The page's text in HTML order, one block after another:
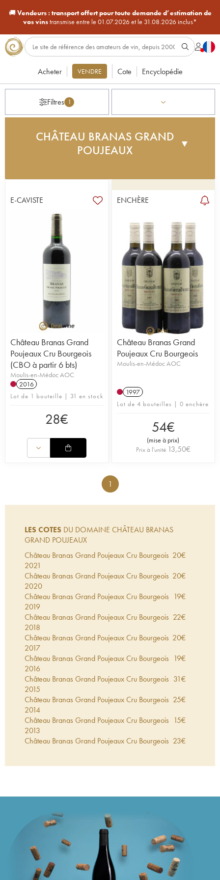
🚚Vendeurs : transport offert pour toute demande d’estimation de
vos vinstransmise entre le 01.07.2026 et le 31.08.2026 inclus*
Acheter VENDRE Cote Encyclopédie
Filtres 1
CHÂTEAU BRANAS GRAND
POUJEAUX
▼
les crus les plus célèbres de l'appellation Moulis.
Les vendanges sont faites à la main. La vinification,
d'une durée d'un mois environ, est traditionnelle.
E-CAVISTE
Château Branas Grand
Poujeaux Cru Bourgeois
(CBO à partir 6 bts)
Moulis-en-Médoc AOC
2016
Lot de 1 bouteille | 31 en stock
28€
ENCHÈRE
Château Branas Grand
Poujeaux Cru Bourgeois
Moulis-en-Médoc AOC
1997
Lot de 4 bouteilles | 0 enchère
54€
(mise à prix)
Prix à l'unité 13,50€
1
LES COTES DU DOMAINE CHÂTEAU BRANAS
GRAND POUJEAUX
Château Branas Grand Poujeaux Cru Bourgeois
2021
20€
Château Branas Grand Poujeaux Cru Bourgeois
2020
20€
Château Branas Grand Poujeaux Cru Bourgeois
2019
19€
Château Branas Grand Poujeaux Cru Bourgeois
2018
22€
Château Branas Grand Poujeaux Cru Bourgeois
2017
20€
Château Branas Grand Poujeaux Cru Bourgeois
2016
19€
Château Branas Grand Poujeaux Cru Bourgeois
2015
31€
Château Branas Grand Poujeaux Cru Bourgeois
2014
25€
Château Branas Grand Poujeaux Cru Bourgeois
2013
15€
Château Branas Grand Poujeaux Cru Bourgeois 23€
Château Branas Grand Poujeaux Cru Bourgeois
Château Branas Grand Poujeaux Cru Bourgeois
2007
24€
Château Branas Grand Poujeaux Cru Bourgeois
2006
19